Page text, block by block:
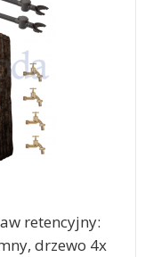
retencyjny:
drzewo 4x